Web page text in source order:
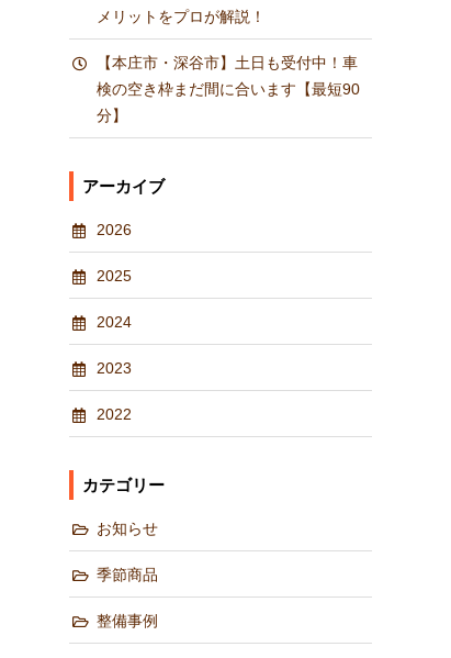
メリットをプロが解説！
【本庄市・深谷市】土日も受付中！車
検の空き枠まだ間に合います【最短90
分】
アーカイブ
2026
2025
2024
2023
2022
カテゴリー
お知らせ
季節商品
整備事例